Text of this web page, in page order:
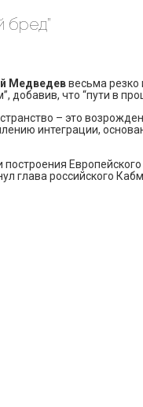
бред”
Медведеввесьма
что “пути в
– это
интеграции,
глава российского